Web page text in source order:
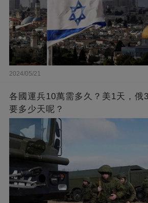
2024/05/21
各國運兵10萬需多久？美1天，俄
要多少天呢？